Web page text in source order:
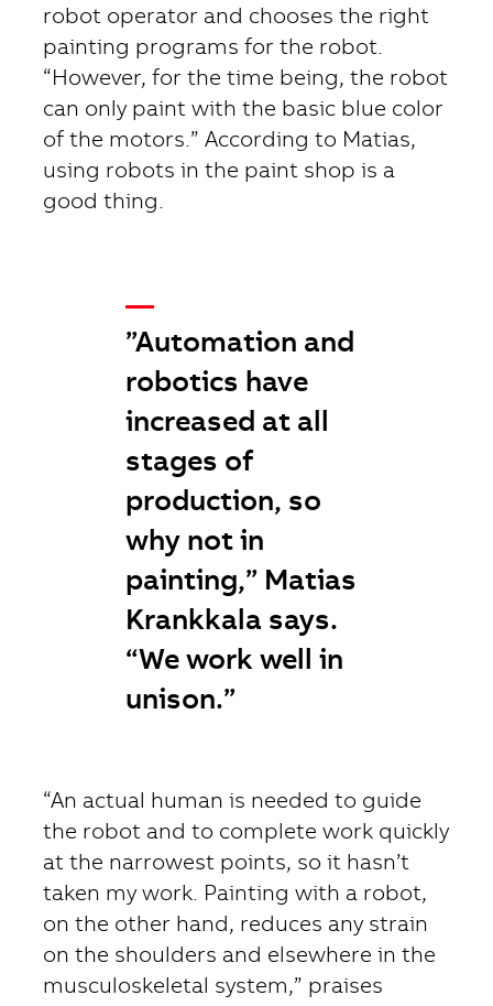
robot operator and chooses the right
painting programs for the robot.
“However, for the time being, the robot
can only paint with the basic blue color
of the motors.” According to Matias,
using robots in the paint shop is a
good thing.
”Automation and
robotics have
increased at all
stages of
production, so
why not in
painting,” Matias
Krankkala says.
“We work well in
unison.”
“An actual human is needed to guide
the robot and to complete work quickly
at the narrowest points, so it hasn’t
taken my work. Painting with a robot,
on the other hand, reduces any strain
on the shoulders and elsewhere in the
musculoskeletal system,” praises